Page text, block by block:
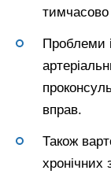
тимчасово
Проблеми
вправ.
Також
хронічних